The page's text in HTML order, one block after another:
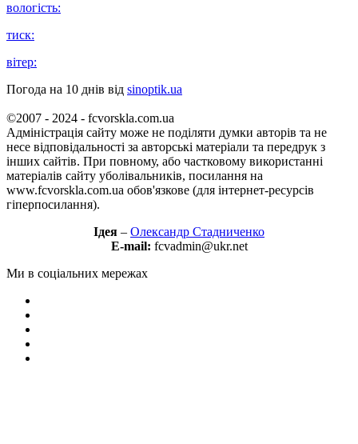
вологість:
тиск:
вітер:
Погода на 10 днів від sinoptik.ua
©2007 - 2024 - fcvorskla.com.ua
Адміністрація сайту може не поділяти думки авторів та не
несе відповідальності за авторські матеріали та передрук з
інших сайтів. При повному, або частковому використанні
матеріалів сайту уболівальників, посилання на
www.fcvorskla.com.ua обов'язкове (для інтернет-ресурсів
гіперпосилання).
Ідея – Олександр Стадниченко
E-mail: fcvadmin@ukr.net
Ми в соціальних мережах